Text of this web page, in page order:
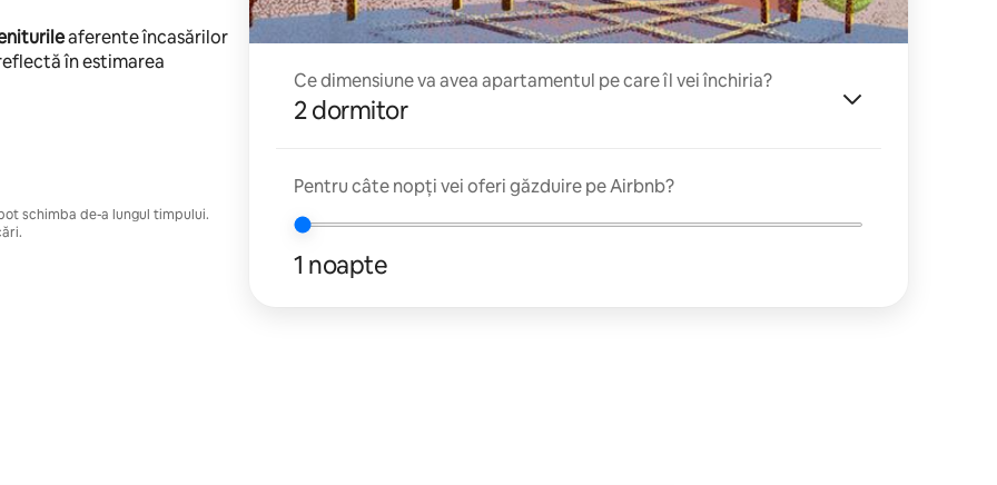
aferente încasărilor
în estimarea
schimba de-a lungul timpului.
Ce dimensiune va avea apartamentul pe care îl vei închiria?
2 dormitor
Pentru câte nopți vei oferi găzduire pe Airbnb?
1 noapte